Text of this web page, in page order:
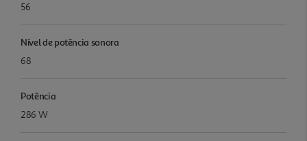
56
Nível de potência sonora
68
Potência
286 W